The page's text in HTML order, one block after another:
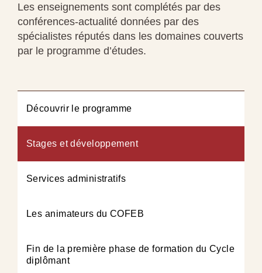
Les enseignements sont complétés par des
conférences-actualité données par des
spécialistes réputés dans les domaines couverts
par le programme d’études.
Découvrir le programme
Stages et développement
Services administratifs
Les animateurs du COFEB
Fin de la première phase de formation du Cycle
diplômant